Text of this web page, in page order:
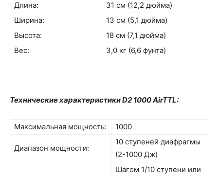
Длина:
31 см (12,2 дюйма)
Ширина:
13 см (5,1 дюйма)
Высота:
18 см (7,1 дюйма)
Вес:
3,0 кг (6,6 фунта)
Технические характеристикиD2 1000 AirTTL:
Максимальная мощность: 1000
Диапазон мощности:
10 ступеней диафрагмы
(2-1000 Дж)
Шагом 1/10 ступени или